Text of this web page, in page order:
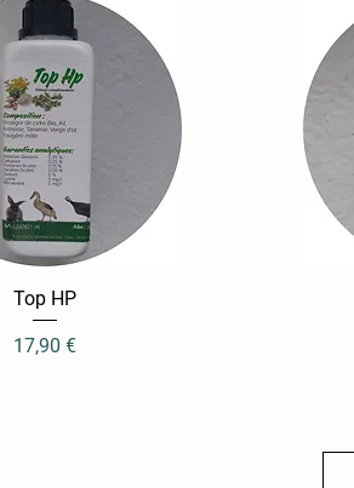
Aperçu rapide
Top HP
Prix
17,90 €